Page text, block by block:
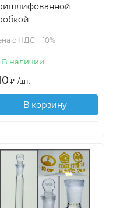
с НДС: 10%
В наличии
₽ /шт.
В корзину